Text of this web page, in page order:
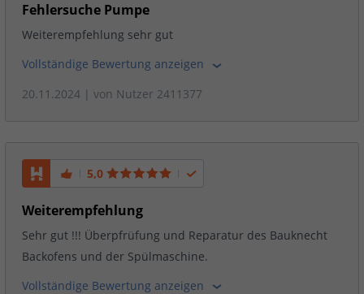
Fehlersuche Pumpe
Weiterempfehlung sehr gut
Vollständige Bewertung anzeigen
20.11.2024 | von Nutzer 2411377
5,0
Weiterempfehlung
Sehr gut !!! Überpfrüfung und Reparatur des Bauknecht
Backofens und der Spülmaschine.
Vollständige Bewertung anzeigen